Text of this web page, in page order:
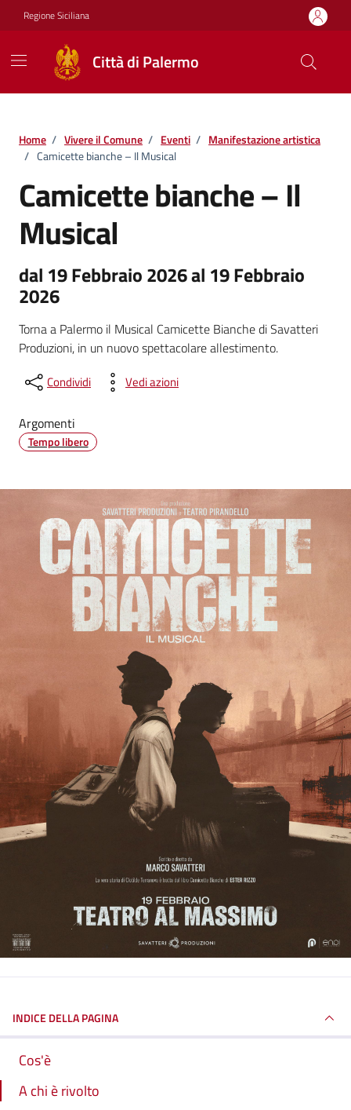
Vai ai contenuti
Vai al footer
Regione Siciliana
Città di Palermo
Home / Vivere il Comune / Eventi / Manifestazione artistica
/ Camicette bianche – Il Musical
Camicette bianche – Il
Musical
dal 19 Febbraio 2026 al 19 Febbraio
2026
Torna a Palermo il Musical Camicette Bianche di Savatteri
Produzioni, in un nuovo spettacolare allestimento.
Condividi Vedi azioni
Argomenti
Tempo libero
INDICE DELLA PAGINA
Cos'è
A chi è rivolto